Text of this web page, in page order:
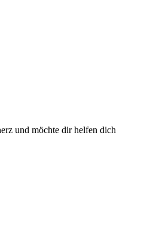
und möchte dir helfen dich